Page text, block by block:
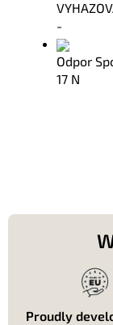
Proudly
-
Odpor
17 N